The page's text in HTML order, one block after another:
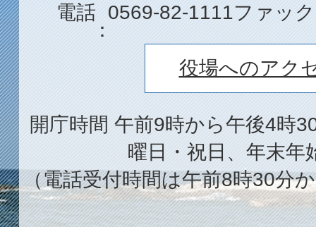
電話
0569-82-1111ファッ
役場へのアク
開庁時間 午前9時から午後4時
曜日・祝日、年末年
（電話受付時間は午前8時30分